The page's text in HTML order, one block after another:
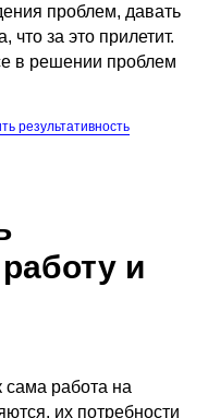
проблем, давать
что за это прилетит.
в решении проблем
результативность
и
сама работа на
их потребности